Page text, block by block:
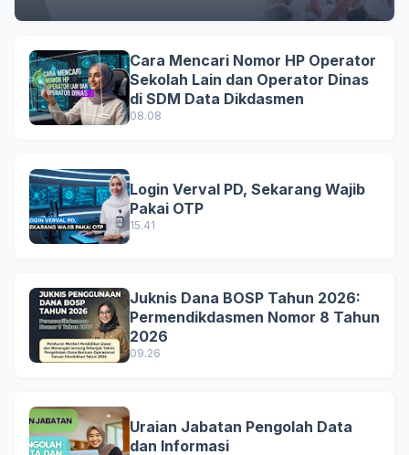
Cara Mencari Nomor HP Operator
Sekolah Lain dan Operator Dinas
di SDM Data Dikdasmen
08.08
Login Verval PD, Sekarang Wajib
Pakai OTP
15.41
Juknis Dana BOSP Tahun 2026:
Permendikdasmen Nomor 8 Tahun
2026
09.26
Uraian Jabatan Pengolah Data
dan Informasi